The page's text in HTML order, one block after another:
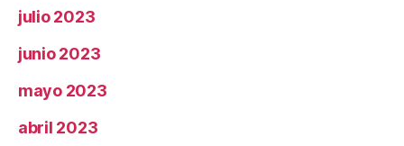
julio 2023
junio 2023
mayo 2023
abril 2023